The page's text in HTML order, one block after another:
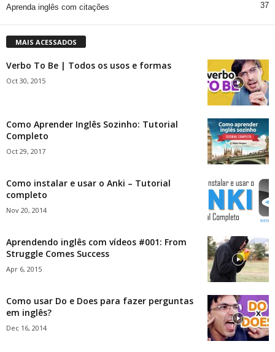
Aprenda inglês com citações 37
MAIS ACESSADOS
Verbo To Be | Todos os usos e formas
Oct 30, 2015
Como Aprender Inglês Sozinho: Tutorial
Completo
Oct 29, 2017
Como instalar e usar o Anki – Tutorial
completo
Nov 20, 2014
Aprendendo inglês com vídeos #001: From
Struggle Comes Success
Apr 6, 2015
Como usar Do e Does para fazer perguntas
em inglês?
Dec 16, 2014